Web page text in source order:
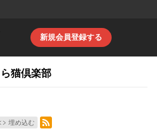
新規会員登録する
猫倶楽部
埋め込む
RSSフィード